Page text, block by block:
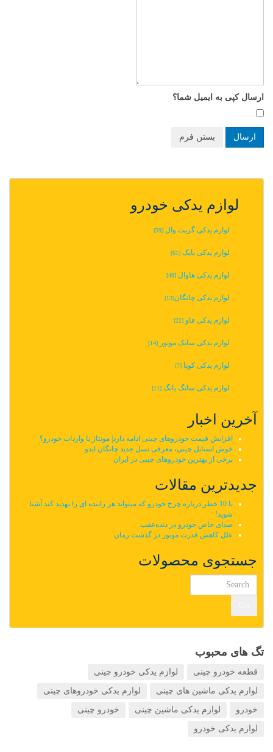
ارسال کپی به ایمیل شما؟
ارسال بستن فرم
لوازم یدکی خودرو
لوازم یدکی گریت وال [59]
لوازم یدکی بایک [61]
لوازم یدکی هاوال [49]
لوازم یدکی چانگان‬‎[13]
لوازم یدکی فاو [22]
لوازم یدکی سایک موتور [14]
لوازم یدکی کوپا [7]
لوازم یدکی سانگ یانگ [11]
آخرین اخبار
افزایش قیمت خودروهای چینی ادامه دارد| مونتاژ یا واردات خودرو؟
خوش استایل چینی، معرفی نسل جدید چانگان ایدو
برخی از بهترین خودروهای چینی در ایران
جدیدترین مقالات
با 10 خطر درباره چرخ خودرو که میتواند هر راننده ای را تهدید کند آشنا
شوید!
صدای خاص خودرو در دنده‌عقب
علل کاهش قدرت موتور در گذشت زمان
جستجوی محصولات
تگ های محبوب
قطعه خودرو چینی لوازم یدکی خودرو چینی
لوازم یدکی ماشین های چینی لوازم یدکی خودروهای چینی
خودرو لوازم یدکی ماشین چینی خودرو چینی
لوازم یدکی خودرو